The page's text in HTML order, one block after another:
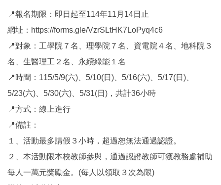
📍報名期限：即日起至114年11月14日止
網址：https://forms.gle/VzrSLtHK7LoPyq4c6
📍對象：工學院７名、理學院７名、資電院４名、地科院３
名、生醫理工２名、永續綠能１名
📍時間：115/5/9(六)、5/10(日)、5/16(六)、5/17(日)、
5/23(六)、5/30(六)、5/31(日)，共計36小時
📍方式：線上進行
📍備註：
１、活動最多請假３小時，超過恕無法通過認證。
２、本活動限本校教師參與，通過認證教師可獲教務處補助
每人一萬元獎勵金。(每人以領取３次為限)